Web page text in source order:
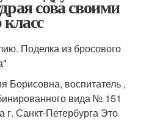
сова своими
Поделка из бросового
Борисовна, воспитатель ,
вида № 151
г. Санкт-Петербурга Это